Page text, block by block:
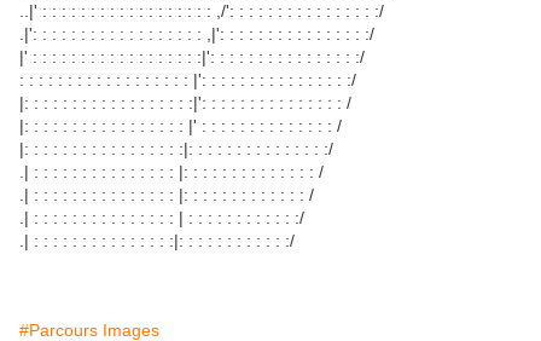
..|' : : : : : : : : : : : : : : : : : : ,/': : : : : : : : : : : : : : : :/
.|': : : : : : : : : : : : : : : : : : ,|': : : : : : : : : : : : : : : :/
|' : : : : : : : : : : : : : : : : : :|': : : : : : : : : : : : : : : :/
: : : : : : : : : : : : : : : : : : |': : : : : : : : : : : : : : : :/
|: : : : : : : : : : : : : : : : : :|': : : : : : : : : : : : : : : /
|: : : : : : : : : : : : : : : : : |' : : : : : : : : : : : : : : /
|: : : : : : : : : : : : : : : : :|: : : : : : : : : : : : : : :/
.| : : : : : : : : : : : : : : : |: : : : : : : : : : : : : : /
.| : : : : : : : : : : : : : : : |: : : : : : : : : : : : : /
.| : : : : : : : : : : : : : : : | : : : : : : : : : : : :/
.| : : : : : : : : : : : : : : :|: : : : : : : : : : : :/
#Parcours Images